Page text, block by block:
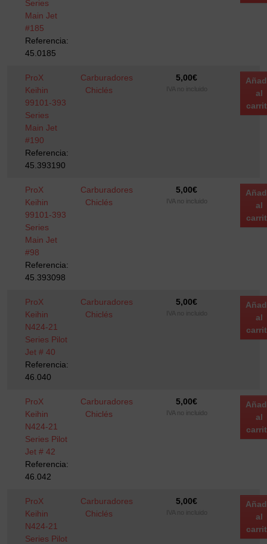
Series
Main Jet
#185
Referencia:
45.0185
ProX
Keihin
99101-393
Series
Main Jet
#190
Referencia:
45.393190
Carburadores
Chiclés
5,00€
IVA no incluido
al
ProX
Keihin
99101-393
Series
Main Jet
#98
Referencia:
45.393098
Carburadores
Chiclés
5,00€
IVA no incluido
al
ProX
Keihin
N424-21
Series Pilot
Jet # 40
Referencia:
46.040
Carburadores
Chiclés
5,00€
IVA no incluido
al
ProX
Keihin
N424-21
Series Pilot
Jet # 42
Referencia:
46.042
Carburadores
Chiclés
5,00€
IVA no incluido
al
ProX
Keihin
N424-21
Series Pilot
Carburadores
Chiclés
5,00€
IVA no incluido
al